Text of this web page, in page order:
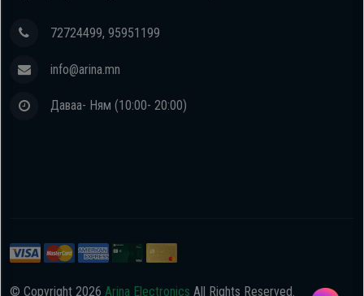
72724499, 95951199
info@arina.mn
Даваа- Ням (10:00- 20:00)
© Copyright 2026 Arina Electronics All Rights Reserved.